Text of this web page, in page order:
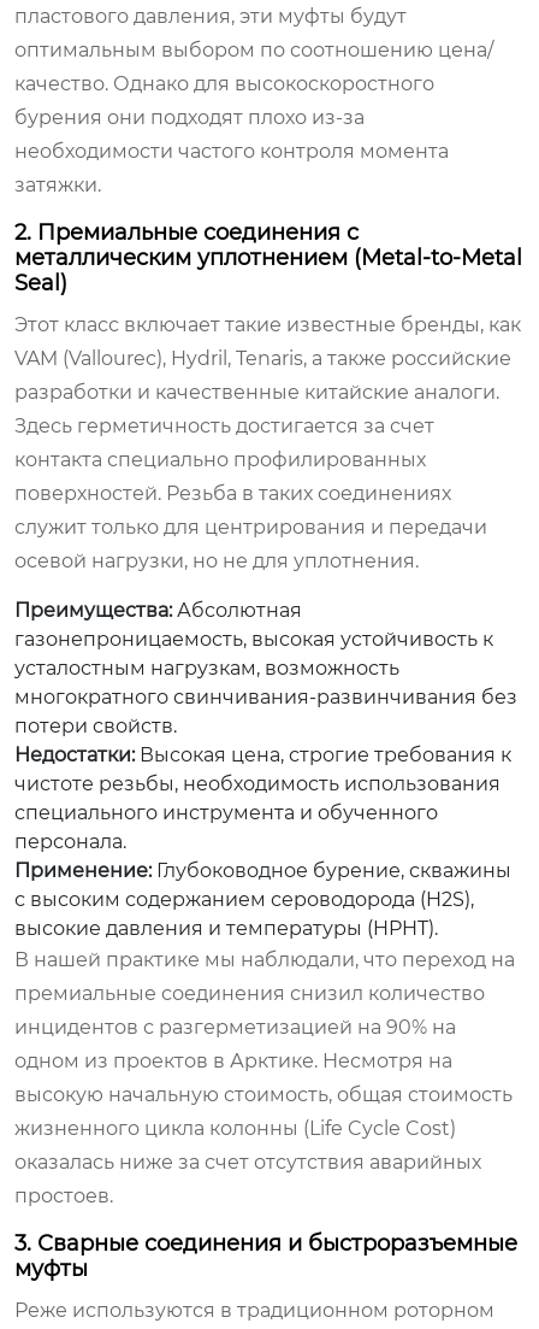
пластового давления, эти муфты будут
оптимальным выбором по соотношению цена/
качество. Однако для высокоскоростного
бурения они подходят плохо из-за
необходимости частого контроля момента
затяжки.
2. Премиальные соединения с
металлическим уплотнением (Metal-to-Metal
Seal)
Этот класс включает такие известные бренды, как
VAM (Vallourec), Hydril, Tenaris, а также российские
разработки и качественные китайские аналоги.
Здесь герметичность достигается за счет
контакта специально профилированных
поверхностей. Резьба в таких соединениях
служит только для центрирования и передачи
осевой нагрузки, но не для уплотнения.
Преимущества:Абсолютная
газонепроницаемость, высокая устойчивость к
усталостным нагрузкам, возможность
многократного свинчивания-развинчивания без
потери свойств.
Недостатки:Высокая цена, строгие требования к
чистоте резьбы, необходимость использования
специального инструмента и обученного
персонала.
Применение:Глубоководное бурение, скважины
с высоким содержанием сероводорода (H2S),
высокие давления и температуры (HPHT).
В нашей практике мы наблюдали, что переход на
премиальные соединения снизил количество
инцидентов с разгерметизацией на 90% на
одном из проектов в Арктике. Несмотря на
высокую начальную стоимость, общая стоимость
жизненного цикла колонны (Life Cycle Cost)
оказалась ниже за счет отсутствия аварийных
простоев.
3. Сварные соединения и быстроразъемные
муфты
Реже используются в традиционном роторном